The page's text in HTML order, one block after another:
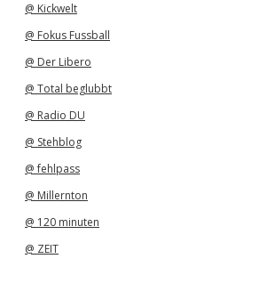
@ Kickwelt
@ Fokus Fussball
@ Der Libero
@ Total beglubbt
@ Radio DU
@ Stehblog
@ fehlpass
@ Millernton
@ 120 minuten
@ ZEIT